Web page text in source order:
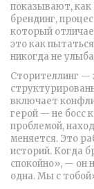
показывают,
брендинг,
который
это как
никогда не
Сторителлинг —
включает
герой — не босс
проблемой,
меняется. Это
историй. Когда
спокойно», — он
одна. Мы с